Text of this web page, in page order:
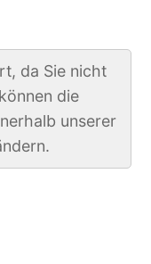
da Sie nicht
die
unserer